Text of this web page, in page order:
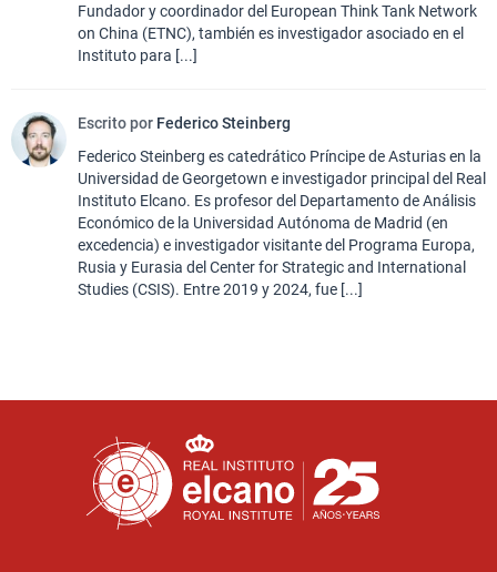
Fundador y coordinador del European Think Tank Network
on China (ETNC), también es investigador asociado en el
Instituto para [...]
Escrito por Federico Steinberg
Federico Steinberg es catedrático Príncipe de Asturias en la
Universidad de Georgetown e investigador principal del Real
Instituto Elcano. Es profesor del Departamento de Análisis
Económico de la Universidad Autónoma de Madrid (en
excedencia) e investigador visitante del Programa Europa,
Rusia y Eurasia del Center for Strategic and International
Studies (CSIS). Entre 2019 y 2024, fue [...]